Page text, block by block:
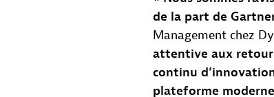
de la part de
Management chez
attentive aux
continu
plateforme